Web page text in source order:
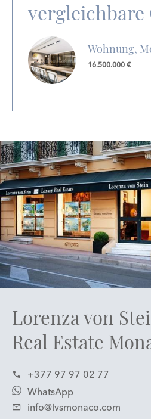
vergleichbare
Wohnung,
16.500.000 €
Lorenza von
Real Estate
+377 97 97 02 77
WhatsApp
info@lvsmonaco.com